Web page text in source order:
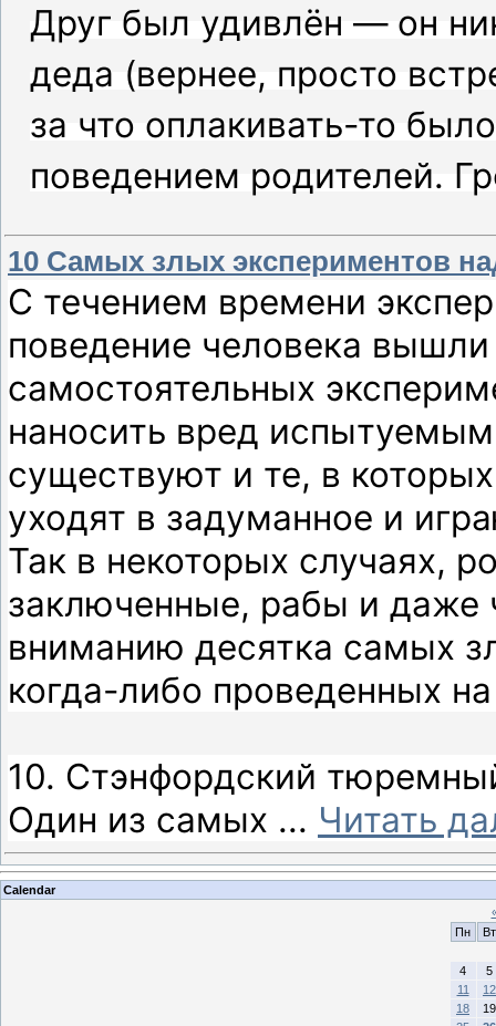
Друг был удивлён — он
деда (вернее, просто
за что оплакивать-то
поведением родителей.
10 Самых злых экспериментов
С течением времени
поведение человека
самостоятельных
наносить вред
существуют и те, в
уходят в задуманное и
Так в некоторых случаях,
заключенные, рабы и
вниманию десятка самых
когда-либо проведенных
10. Стэнфордский
Один из самых ... Читать
Calendar
Пн
Вт
4
5
11
12
18
19